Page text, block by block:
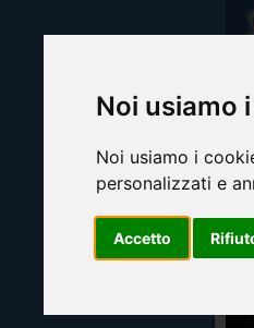
Noi usiamo
Noi usiamo i
personalizzati e
Accetto